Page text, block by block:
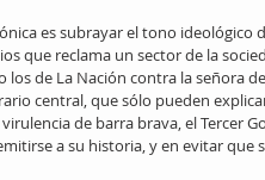
es subrayar el tono ideológico
que reclama un sector de la
de La Nación contra la señora
central, que sólo pueden
de barra brava, el Tercer
a su historia, y en evitar que